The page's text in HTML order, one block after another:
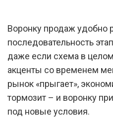
Воронку продаж удобно
последовательность
даже если схема в
акценты со временем
рынок «прыгает»,
тормозит – и воронку
под новые условия.